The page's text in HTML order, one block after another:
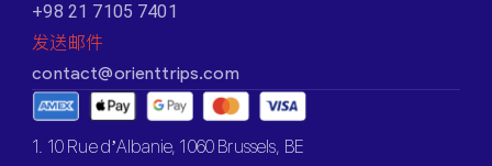
+98 21 7105 7401
发送邮件
contact@orienttrips.com
1. 10 Rue d’Albanie, 1060 Brussels, BE